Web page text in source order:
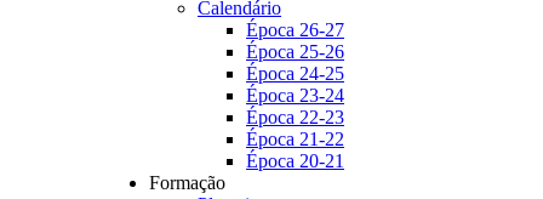
Calendário
Época 26-27
Época 25-26
Época 24-25
Época 23-24
Época 22-23
Época 21-22
Época 20-21
Formação